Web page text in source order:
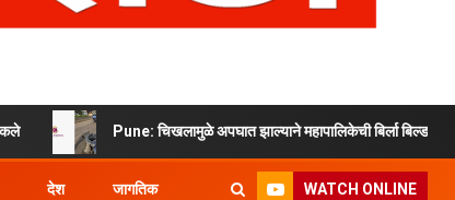
Pune: चिखलामुळे अपघात झाल्याने महापालिकेची बिर्ला बिल्डरला नोटीस
देश जागतिक WATCH ONLINE